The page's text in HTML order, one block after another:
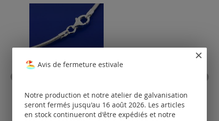
fermoir à mousqueton
(ø1.2mm) / argent 925
Tarifs
Avis de fermeture estivale
Notre production et notre atelier de galvanisation
seront fermés jusqu'au 16 août 2026. Les articles
en stock continueront d'être expédiés et notre